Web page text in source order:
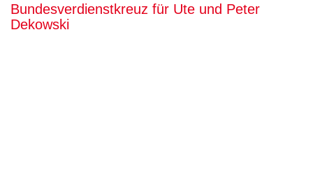
Bundesverdienstkreuz für Ute und Peter
Dekowski